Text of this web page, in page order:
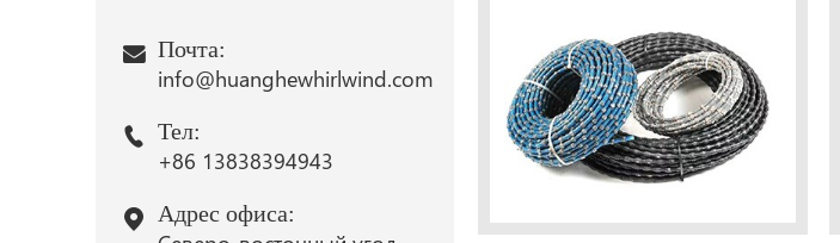
Почта:
info@huanghewhirlwind.com
Тел:
+86 13838394943
Адрес офиса: